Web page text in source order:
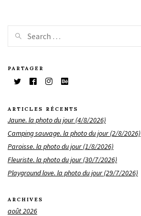
PARTAGER
ARTICLES RÉCENTS
Jaune. la photo du jour (4/8/2026)
Camping sauvage. la photo du jour (2/8/2026)
Paroisse. la photo du jour (1/8/2026)
Fleuriste. la photo du jour (30/7/2026)
Playground love. la photo du jour (29/7/2026)
ARCHIVES
août 2026